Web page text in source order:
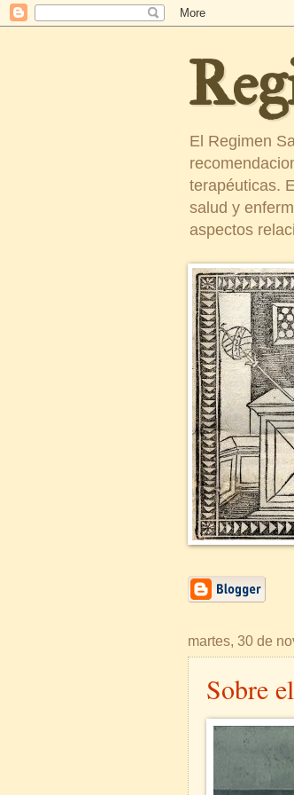
El Regimen
terapéuticas.
salud y
aspectos
martes, 30 de
Sobre